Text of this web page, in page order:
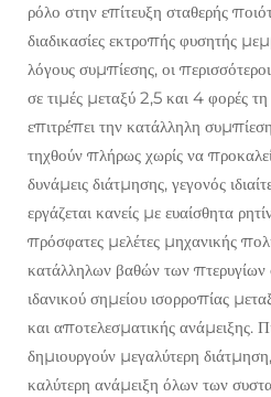
ρόλο στην επίτευξη σταθερής
διαδικασίες εκτροπής φυσητής
λόγους συμπίεσης, οι
σε τιμές μεταξύ 2,5 και 4 φορές
επιτρέπει την κατάλληλη
τηχθούν πλήρως χωρίς να
δυνάμεις διάτμησης, γεγονός
εργάζεται κανείς με ευαίσθητα
πρόσφατες μελέτες μηχανικής
κατάλληλων βαθών των πτερυγίων
ιδανικού σημείου ισορροπίας
και αποτελεσματικής ανάμειξης.
δημιουργούν μεγαλύτερη
καλύτερη ανάμειξη όλων των